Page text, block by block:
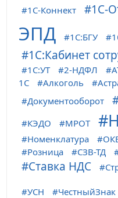
1С-Коннект 1С-
ЭПД
1С:БГУ
1С:Кабинет
1С:УТ
2-НДФЛ
1С
Алкоголь
Документооборот
КЭДО
МРОТ
Номенклатура
Розница
СЗВ-ТД
Ставка НДС
УСН ЧестныйЗнак